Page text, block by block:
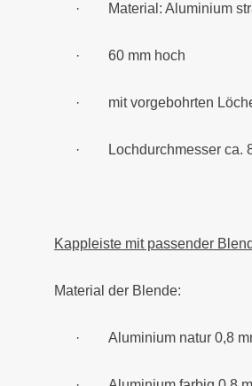
· Material: Aluminium
· 60 mm hoch
· mit vorgebohrten
· Lochdurchmesser ca.
Kappleiste mit passender
Material der Blende:
· Aluminium natur 0,8